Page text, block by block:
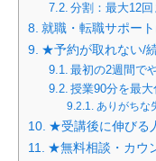
分割：最大12回
就職・転職サポー
★予約が取れない/
最初の2週間で
授業90分を最
ありがちな
★受講後に伸びる
★無料相談・カウ